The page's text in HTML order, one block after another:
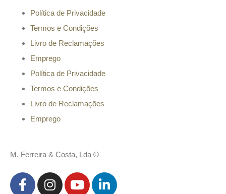
Política de Privacidade
Termos e Condições
Livro de Reclamações
Emprego
Política de Privacidade
Termos e Condições
Livro de Reclamações
Emprego
M. Ferreira & Costa, Lda ©